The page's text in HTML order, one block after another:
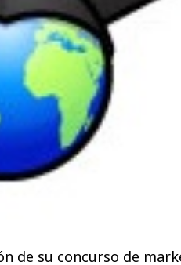
de su concurso de